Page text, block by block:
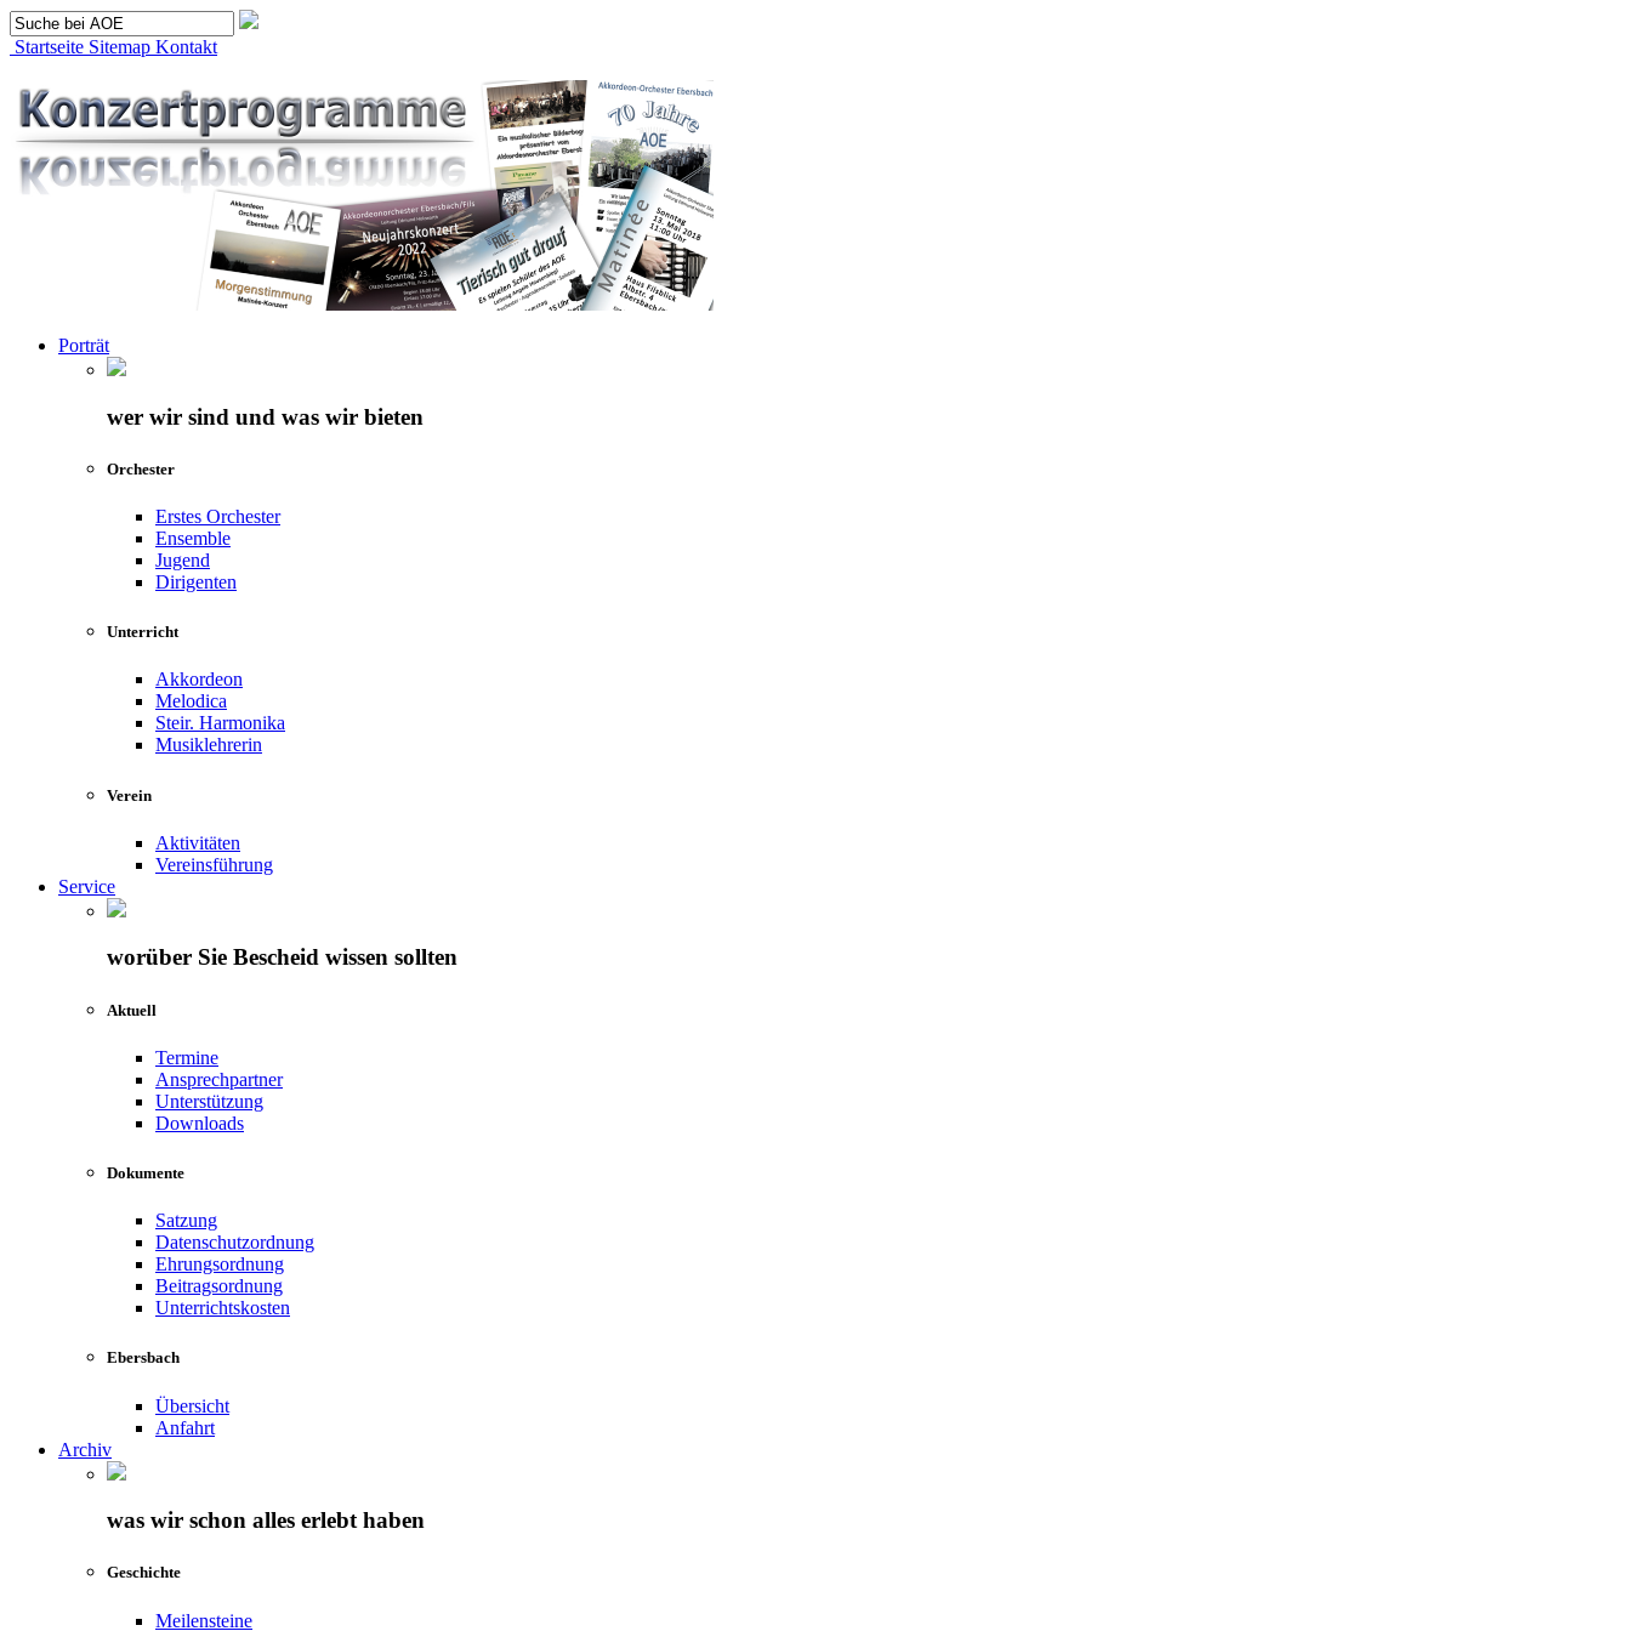
Startseite Sitemap Kontakt
Porträt
wer wir sind und was wir bieten
Orchester
Erstes Orchester
Ensemble
Jugend
Dirigenten
Unterricht
Akkordeon
Melodica
Steir. Harmonika
Musiklehrerin
Verein
Aktivitäten
Vereinsführung
Service
worüber Sie Bescheid wissen sollten
Aktuell
Termine
Ansprechpartner
Unterstützung
Downloads
Dokumente
Satzung
Datenschutzordnung
Ehrungsordnung
Beitragsordnung
Unterrichtskosten
Ebersbach
Übersicht
Anfahrt
Archiv
was wir schon alles erlebt haben
Geschichte
Meilensteine